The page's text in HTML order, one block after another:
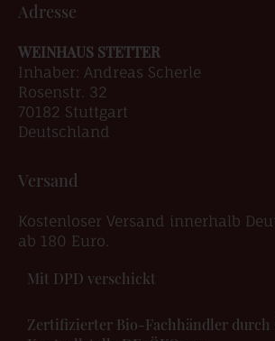
Adresse
WEINHAUS STETTER
Inhaber: Andreas Scherle
Rosenstr. 32
70182 Stuttgart
Deutschland
Versand
Kostenloser Versand innerhalb
ab 180 Euro.
Mit DPD verschickt
Zertifizierter Bio-Fachhändler durch